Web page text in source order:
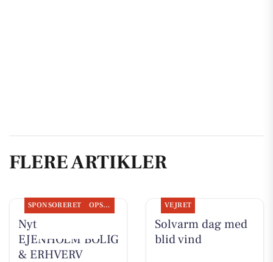
FLERE ARTIKLER
SPONSORERET OPSLAGSTAVLEN
Nyt fra
EJENHOLM BOLIG
& ERHVERV
VEJRET
Solvarm dag med
blid vind